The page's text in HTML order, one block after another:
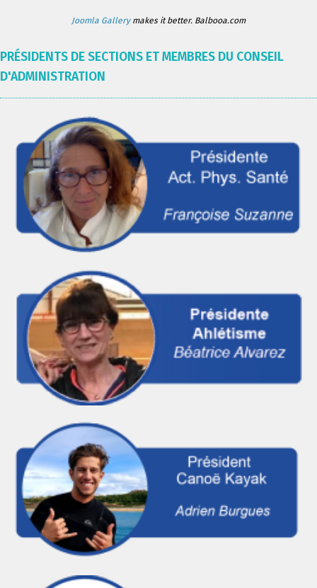
Joomla Gallerymakes it better. Balbooa.com
PRÉSIDENTS DE SECTIONS ET MEMBRES DU CONSEIL
D'ADMINISTRATION